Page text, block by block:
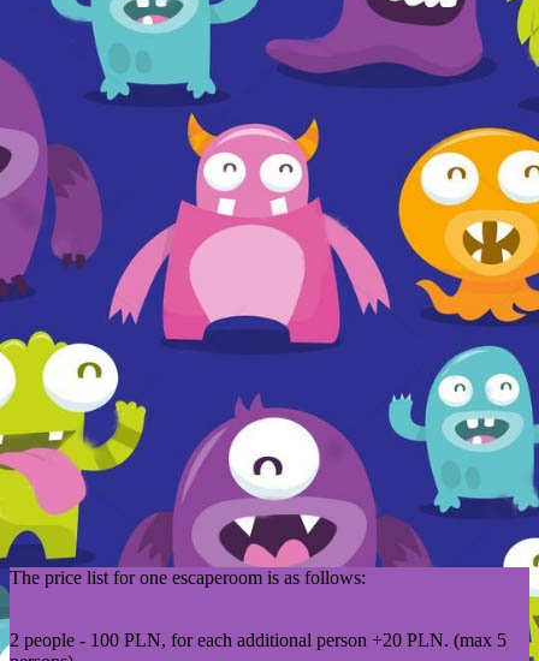
The price list for one escaperoom is as follows:
2 people - 100 PLN, for each additional person +20 PLN. (max 5